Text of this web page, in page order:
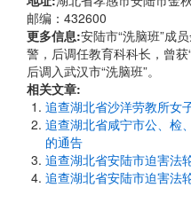
邮编：432600
更多信息:安陆市“洗脑班”成
警，后调任教育科科长，曾
后调入武汉市“洗脑班”。
相关文章:
追查湖北省沙洋劳教所女
追查湖北省咸宁市公、检
的通告
追查湖北省安陆市迫害法
追查湖北省安陆市迫害法